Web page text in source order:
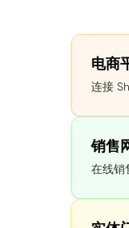
电商
连接
销售
在线销